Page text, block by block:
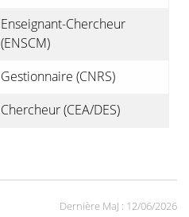
Enseignant-Chercheur
(ENSCM)
Gestionnaire (CNRS)
Chercheur (CEA/DES)
Dernière MaJ : 12/06/2026